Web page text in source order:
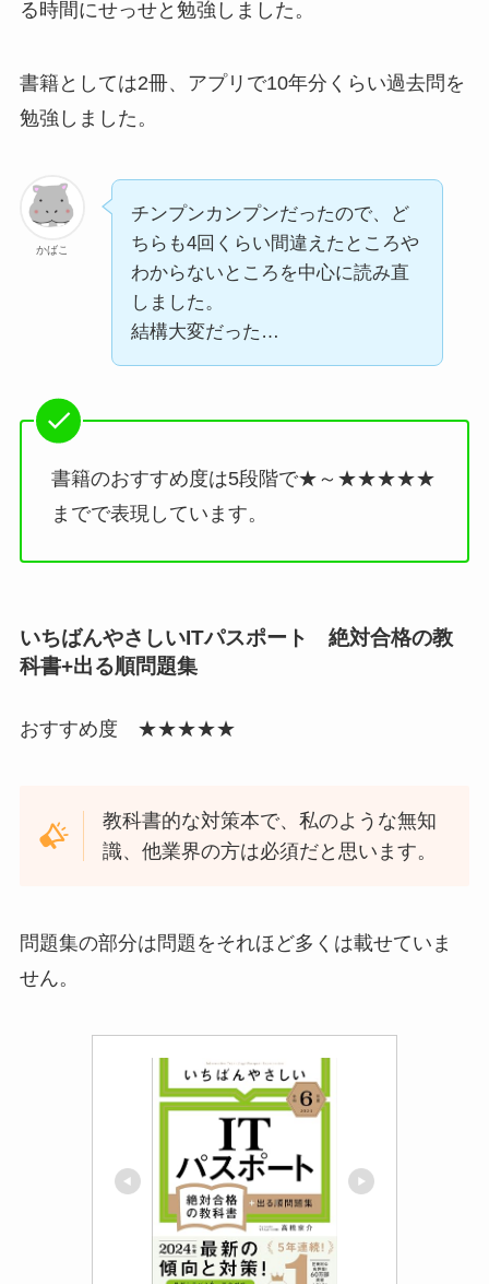
る時間にせっせと勉強しました。
書籍としては2冊、アプリで10年分くらい過去問を
勉強しました。
かばこ
チンプンカンプンだったので、ど
ちらも4回くらい間違えたところや
わからないところを中心に読み直
しました。
結構大変だった…
書籍のおすすめ度は5段階で★～★★★★★
までで表現しています。
いちばんやさしいITパスポート 絶対合格の教
科書+出る順問題集
おすすめ度 ★★★★★
教科書的な対策本で、私のような無知
識、他業界の方は必須だと思います。
問題集の部分は問題をそれほど多くは載せていま
せん。